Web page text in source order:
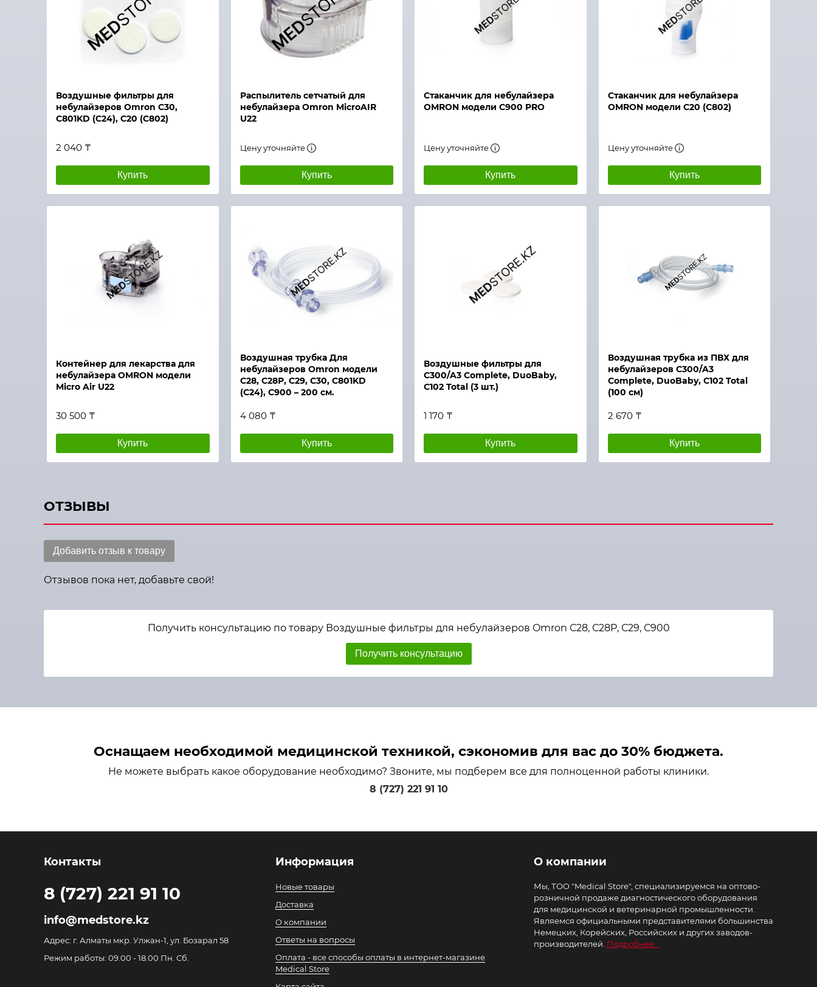
Воздушные фильтры для
небулайзеров Omron C30,
С801KD (C24), C20 (C802)
2 040 ₸
Купить
Распылитель сетчатый для
небулайзера Omron MicroAIR
U22
Цену уточняйте
Купить
Стаканчик для небулайзера
OMRON модели С900 PRO
Цену уточняйте
Купить
Стаканчик для небулайзера
OMRON модели С20 (С802)
Цену уточняйте
Купить
Контейнер для лекарства для
небулайзера OMRON модели
Micro Air U22
30 500 ₸
Купить
Воздушная трубка Для
небулайзеров Omron модели
С28, С28Р, С29, С30, С801KD
(С24), С900 – 200 см.
4 080 ₸
Купить
Воздушные фильтры для
С300/A3 Complete, DuoBaby,
C102 Total (3 шт.)
1 170 ₸
Купить
Воздушная трубка из ПВХ для
небулайзеров С300/A3
Complete, DuoBaby, C102 Total
(100 см)
2 670 ₸
Купить
ОТЗЫВЫ
Добавить отзыв к товару
Отзывов пока нет, добавьте свой!
Получить консультацию по товару Воздушные фильтры для небулайзеров Omron С28, С28Р, С29, С900
Получить консультацию
Оснащаем необходимой медицинской техникой, сэкономив для вас до 30% бюджета.
Не можете выбрать какое оборудование необходимо? Звоните, мы подберем все для полноценной работы клиники.
8 (727) 221 91 10
Контакты
8 (727) 221 91 10
info@medstore.kz
Адрес: г. Алматы мкр. Улжан-1, ул. Бозарал 58
Режим работы: 09.00 - 18.00 Пн. Сб.
Информация
Новые товары
Доставка
О компании
Ответы на вопросы
Оплата - все способы оплаты в интернет-магазине
Medical Store
О компании
Мы, ТОО "Medical Store", специализируемся на оптово-
розничной продаже диагностического оборудования
для медицинской и ветеринарной промышленности.
Являемся официальными представителями большинства
Немецких, Корейских, Российских и других заводов-
производителей. Подробнее...